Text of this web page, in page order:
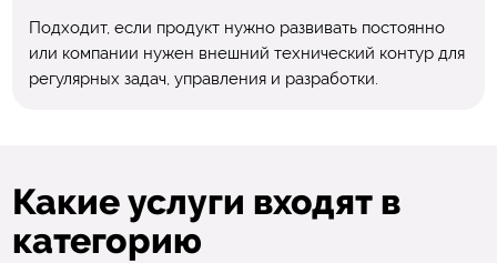
Подходит, если продукт нужно развивать постоянно
или компании нужен внешний технический контур для
регулярных задач, управления и разработки.
Какие услуги входят в
категорию